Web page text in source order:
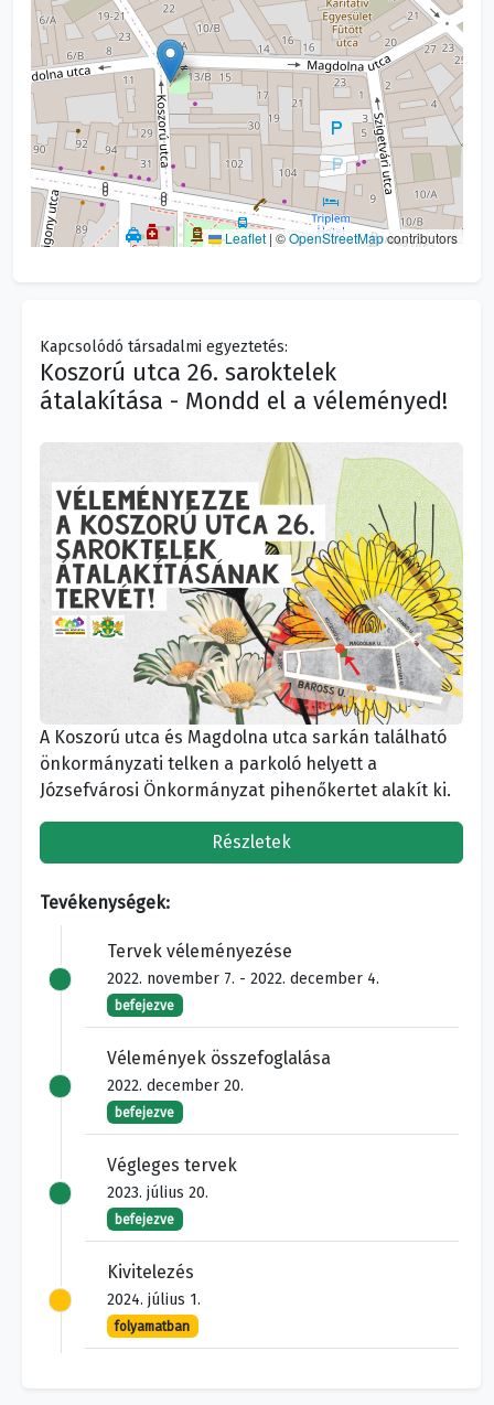
Leaflet | ©OpenStreetMapcontributors
Kapcsolódó társadalmi egyeztetés:
Koszorú utca 26. saroktelek
átalakítása - Mondd el a véleményed!
A Koszorú utca és Magdolna utca sarkán található
önkormányzati telken a parkoló helyett a
Józsefvárosi Önkormányzat pihenőkertet alakít ki.
Részletek
Tevékenységek:
Tervek véleményezése
2022. november 7. - 2022. december 4.
befejezve
Vélemények összefoglalása
2022. december 20.
befejezve
Végleges tervek
2023. július 20.
befejezve
Kivitelezés
2024. július 1.
folyamatban